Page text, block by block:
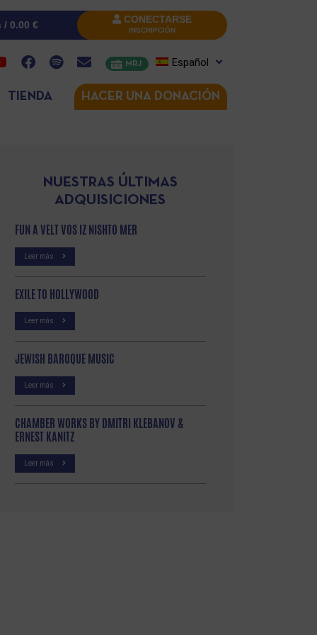
/ 0.00 € CONECTARSE
INSCRIPCIÓN
MRJ Español
TIENDA HACER UNA DONACIÓN
NUESTRAS ÚLTIMAS
ADQUISICIONES
FUN A VELT VOS IZ NISHTO MER
Leer más
EXILE TO HOLLYWOOD
Leer más
JEWISH BAROQUE MUSIC
Leer más
CHAMBER WORKS BY DMITRI KLEBANOV &
ERNEST KANITZ
Leer más